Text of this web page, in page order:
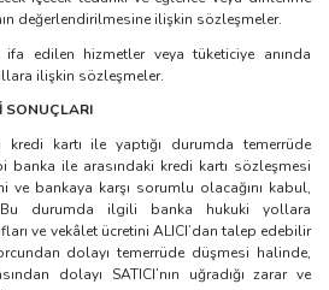
değerlendirilmesine ilişkin sözleşmeler.
edilen hizmetler veya tüketiciye anında
ilişkin sözleşmeler.
SONUÇLARI
kredi kartı ile yaptığı durumda temerrüde
banka ile arasındaki kredi kartı sözleşmesi
ve bankaya karşı sorumlu olacağını kabul,
durumda ilgili banka hukuki yollara
ve vekâlet ücretini ALICI’dan talep edebilir
dolayı temerrüde düşmesi halinde,
dolayı SATICI’nın uğradığı zarar ve